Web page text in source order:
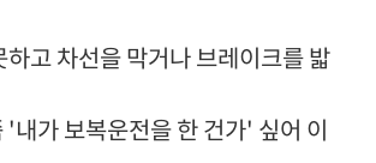
하고 차선을 막거나 브레이크를 밟
'내가 보복운전을 한 건가' 싶어 이